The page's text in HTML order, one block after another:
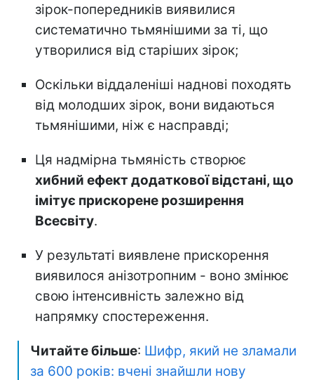
зірок-попередників виявилися
систематично тьмянішими за ті, що
утворилися від старіших зірок;
Оскільки віддаленіші наднові походять
від молодших зірок, вони видаються
тьмянішими, ніж є насправді;
Ця надмірна тьмяність створює
хибний ефект додаткової відстані, що
імітує прискорене розширення
Всесвіту.
У результаті виявлене прискорення
виявилося анізотропним - воно змінює
свою інтенсивність залежно від
напрямку спостереження.
Читайте більше: Шифр, який не зламали
за 600 років: вчені знайшли нову